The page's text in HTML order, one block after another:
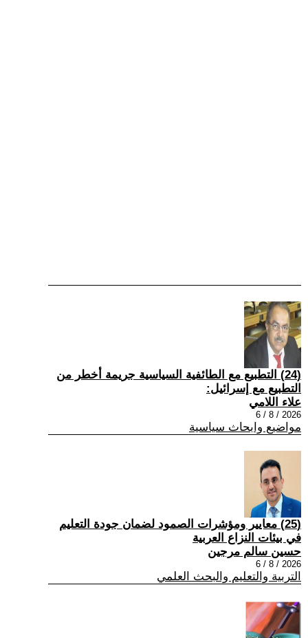
(24) التطبيع مع الطائفية السياسية جريمة أخطر من
التطبيع مع إسرائيل:
علاء اللامي
2026 / 8 / 6
مواضيع وابحاث سياسية
(25) معايير ومؤشرات الصمود لضمان جودة التعليم
في بيئات النزاع العربية
حسين سالم مرجين
2026 / 8 / 6
التربية والتعليم والبحث العلمي